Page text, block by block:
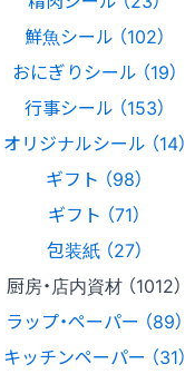
鮮魚シール （102）
おにぎりシール （19）
行事シール （153）
オリジナルシール （14）
ギフト （98）
ギフト （71）
包装紙 （27）
厨房・店内資材 （1012）
ラップ・ペーパー （89）
キッチンペーパー （31）